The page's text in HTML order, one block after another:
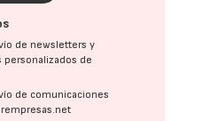
de newsletters y
personalizados de
de comunicaciones